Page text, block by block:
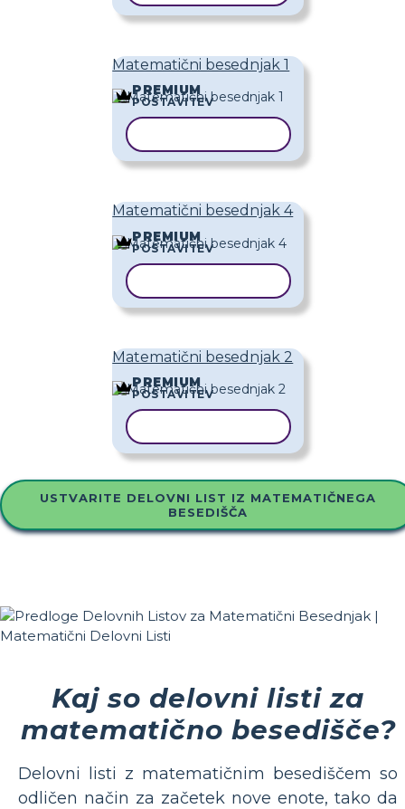
Matematični besednjak 1
PREMIUM
POSTAVITEV
Matematični besednjak 4
PREMIUM
POSTAVITEV
Matematični besednjak 2
PREMIUM
POSTAVITEV
USTVARITE DELOVNI LIST IZ MATEMATIČNEGA
BESEDIŠČA
Kaj so delovni listi za
matematično besedišče?
Delovni listi z matematičnim besediščem so
odličen način za začetek nove enote, tako da